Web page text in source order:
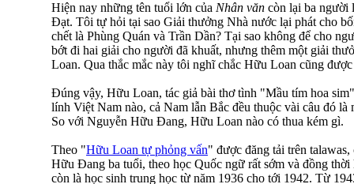
Hiện nay những tên tuổi lớn của Nhân văn còn lại ba người
Đạt. Tôi tự hỏi tại sao Giải thưởng Nhà nước lại phát cho
chết là Phùng Quán và Trần Dần? Tại sao không để cho
bớt đi hai giải cho người đã khuất, nhưng thêm một giải
Loan. Qua thắc mắc này tôi nghĩ chắc Hữu Loan cũng
Đúng vậy, Hữu Loan, tác giả bài thơ tình "Mầu tím hoa
lính Việt Nam nào, cả Nam lẫn Bắc đều thuộc vài câu đó
So với Nguyễn Hữu Đang, Hữu Loan nào có thua kém gì.
Theo "Hữu Loan tự phỏng vấn" được đăng tải trên
Hữu Đang ba tuổi, theo học Quốc ngữ rất sớm và đồng
còn là học sinh trung học từ năm 1936 cho tới 1942. Từ